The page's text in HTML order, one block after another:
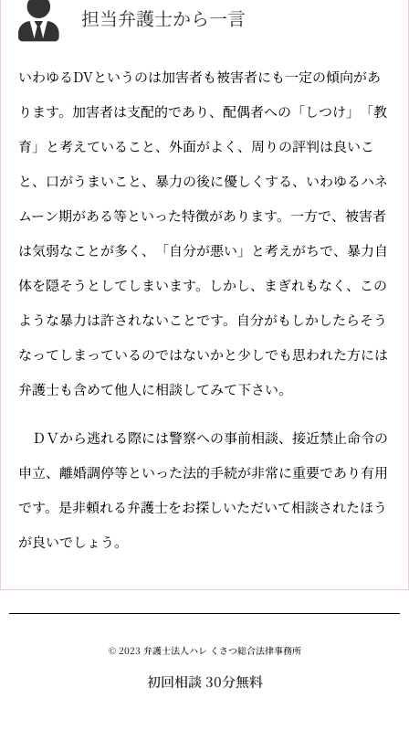
担当弁護士から一言
いわゆるDVというのは加害者も被害者にも一定の傾向があ
ります。加害者は支配的であり、配偶者への「しつけ」「教
育」と考えていること、外面がよく、周りの評判は良いこ
と、口がうまいこと、暴力の後に優しくする、いわゆるハネ
ムーン期がある等といった特徴があります。一方で、被害者
は気弱なことが多く、「自分が悪い」と考えがちで、暴力自
体を隠そうとしてしまいます。しかし、まぎれもなく、この
ような暴力は許されないことです。自分がもしかしたらそう
なってしまっているのではないかと少しでも思われた方には
弁護士も含めて他人に相談してみて下さい。
ＤＶから逃れる際には警察への事前相談、接近禁止命令の
申立、離婚調停等といった法的手続が非常に重要であり有用
です。是非頼れる弁護士をお探しいただいて相談されたほう
が良いでしょう。
© 2023 弁護士法人ハレ くさつ総合法律事務所
初回相談 30分無料